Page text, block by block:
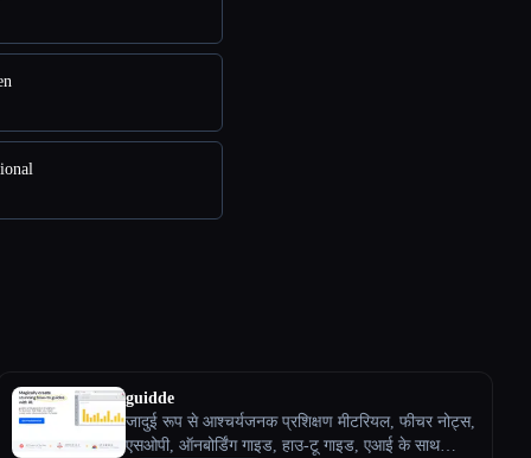
guidde
जादुई रूप से आश्चर्यजनक प्रशिक्षण मीटरियल, फीचर नोट्स,
एसओपी, ऑनबोर्डिंग गाइड, हाउ-टू गाइड, एआई के साथ